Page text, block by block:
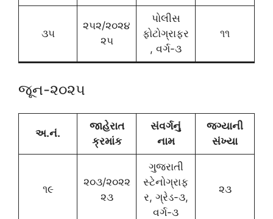
૩૫
૨૫૨/૨૦૨૪
૨૫
પોલીસ
ફોટોગ્રાફર
, વર્ગ-૩
૧૧
જૂન-૨૦૨૫
અ.નં.
જાહેરાત
ક્રમાંક
સંવર્ગનું
નામ
જગ્યાની
સંખ્યા
૧૯
૨૦૩/૨૦૨૨
૨૩
ગુજરાતી
સ્ટેનોગ્રાફ
ર, ગ્રેડ-૩,
વર્ગ-૩
૨૩